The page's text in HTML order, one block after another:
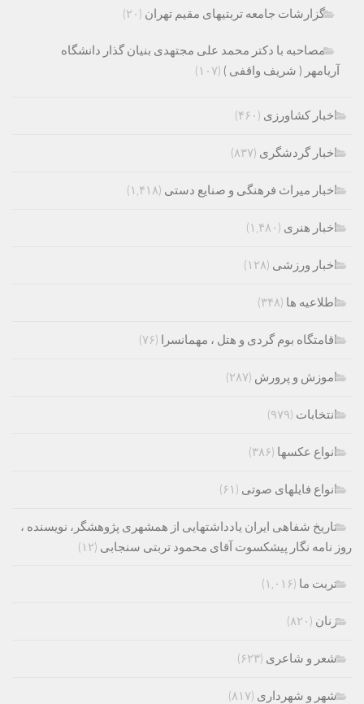
گزارشات جامعه تربتیهای مقیم تهران (۲۰)
مصاحبه با دکتر محمد علی مجتهدی بنیان گذار دانشگاه
آریامهر ( شریف واقفی ) (۱۰۷)
اخبار کشاورزی (۴۶۰)
اخبار گردشگری (۸۳۷)
اخبار میراث فرهنگی و صنایع دستی (۱,۴۱۸)
اخبار هنری (۱,۴۸۰)
اخبار ورزشی (۱۲۸)
اطلاعیه ها (۳۴۸)
اقامتگاه بوم گردی و هتل ، مهمانسرا (۷۶)
اموزش و پرورش (۲۸۷)
انتخابات (۹۷۹)
انواع عکسها (۳۸۶)
انواع فایلهای صوتی (۶۱)
تاریخ شفاهی ایران یادداشتهایی از همشهری پژوهشگر، نویسنده ،
روز نامه نگار پیشکسوت آقای محمود تربتی سنجابی (۱۲)
تربت ما (۱,۰۱۶)
زنان (۸۲۰)
شعر و شاعری (۶۲۳)
شهر و شهرداری (۸۱۷)